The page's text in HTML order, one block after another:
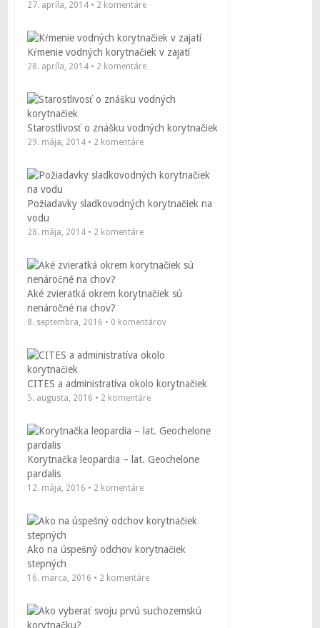
27. apríla, 2014 • 2 komentáre
Kŕmenie vodných korytnačiek v zajatí
28. apríla, 2014 • 2 komentáre
Starostlivosť o znášku vodných korytnačiek
29. mája, 2014 • 2 komentáre
Požiadavky sladkovodných korytnačiek na
vodu
28. mája, 2014 • 2 komentáre
Aké zvieratká okrem korytnačiek sú
nenáročné na chov?
8. septembra, 2016 • 0 komentárov
CITES a administratíva okolo korytnačiek
5. augusta, 2016 • 2 komentáre
Korytnačka leopardia – lat. Geochelone
pardalis
12. mája, 2016 • 2 komentáre
Ako na úspešný odchov korytnačiek
stepných
16. marca, 2016 • 2 komentáre